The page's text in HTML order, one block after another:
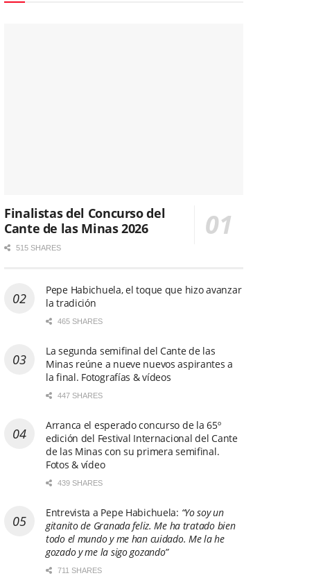
Finalistas del Concurso del
Cante de las Minas 2026
515 SHARES
Pepe Habichuela, el toque que hizo avanzar
la tradición
465 SHARES
La segunda semifinal del Cante de las
Minas reúne a nueve nuevos aspirantes a
la final. Fotografías & vídeos
447 SHARES
Arranca el esperado concurso de la 65º
edición del Festival Internacional del Cante
de las Minas con su primera semifinal.
Fotos & vídeo
439 SHARES
Entrevista a Pepe Habichuela: “Yo soy un
gitanito de Granada feliz. Me ha tratado bien
todo el mundo y me han cuidado. Me la he
gozado y me la sigo gozando”
711 SHARES
FLAMENCO
Alicia
Morales
recupera
el
legado
de El
Mochuelo
en
su
FLAMENCO
«Ibérica»
–
LIBROS DE
FLAMENCO
«Tirititando